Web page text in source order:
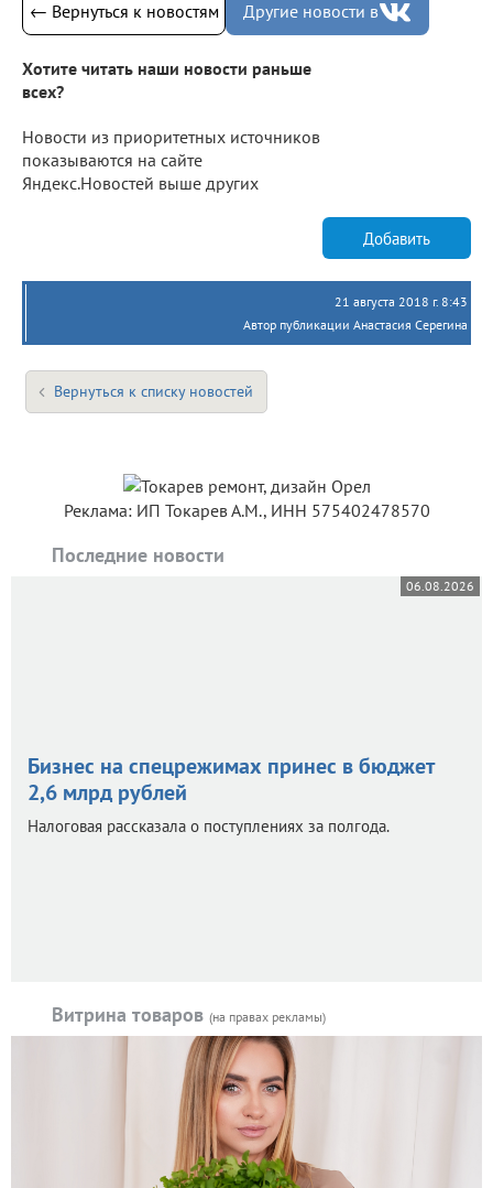
← Вернуться к новостям Другие новости в
Хотите читать наши новости раньше
всех?
Новости из приоритетных источников
показываются на сайте
Яндекс.Новостей выше других
Добавить
21 августа 2018 г. 8:43
Автор публикации Анастасия Серегина
Вернуться к списку новостей
Реклама: ИП Токарев А.М., ИНН 575402478570
Последние новости
06.08.2026
Бизнес на спецрежимах принес в бюджет
2,6 млрд рублей
Налоговая рассказала о поступлениях за полгода.
Витрина товаров (на правах рекламы)